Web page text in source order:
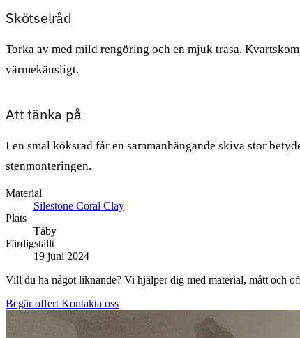
Skötselråd
Torka av med mild rengöring och en mjuk trasa.
värmekänsligt.
Att tänka på
I en smal köksrad får en sammanhängande skiva stor
stenmonteringen.
Material
Silestone Coral Clay
Plats
Täby
Färdigställt
19 juni 2024
Vill du ha något liknande? Vi hjälper dig med material, mått och
Begär offert Kontakta oss